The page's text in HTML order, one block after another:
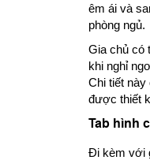
êm ái và
phòng ngủ.
Gia chủ có
khi nghỉ
Chi tiết này
được thiết
Tab hình
Đi kèm với